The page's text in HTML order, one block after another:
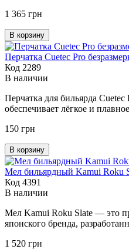
1 365 грн
В корзину
Перчатка Cuetec Pro
Код 2289
В наличии
Перчатка для бильярда Cuetec
обеспечивает лёгкое и
150 грн
В корзину
Мел бильярдный Kamui Roku
Код 4391
В наличии
Мел Kamui Roku Slate — это
японского бренда,
1 520 грн